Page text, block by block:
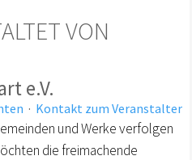
VON
e.V.
· Kontakt zum Veranstalter
und Werke verfolgen
die freimachende